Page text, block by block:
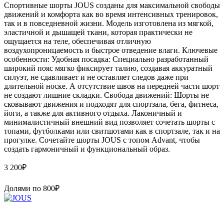
Спортивные шорты JOUS созданы для максимальной свободы
движений и комфорта как во время интенсивных тренировок,
так и в повседневной жизни. Модель изготовлена из мягкой,
эластичной и дышащей ткани, которая практически не
ощущается на теле, обеспечивая отличную
воздухопроницаемость и быстрое отведение влаги. Ключевые
особенности: Удобная посадка: Специально разработанный
широкий пояс мягко фиксирует талию, создавая аккуратный
силуэт, не сдавливает и не оставляет следов даже при
длительной носке. А отсутствие швов на передней части шорт
не создают лишние складки. Свобода движений: Шорты не
сковывают движения и подходят для спортзала, бега, фитнеса,
йоги, а также для активного отдыха. Лаконичный и
минималистичный внешний вид позволяет сочетать шорты с
топами, футболками или свитшотами как в спортзале, так и на
прогулке. Сочетайте шорты JOUS с топом Advant, чтобы
создать гармоничный и функциональный образ.
3 200₽
Долями по 800₽